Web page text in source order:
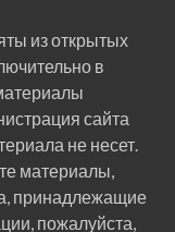
из открытых
в
сайта
не несет.
материалы,
принадлежащие
пожалуйста,